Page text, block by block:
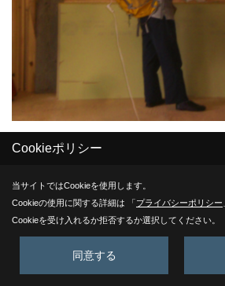
第二回目検査
た。
確認を行い合格を頂きました。
Cookieポリシー
当サイトではCookieを使用します。
Cookieの使用に関する詳細は 「プライバシーポリシー
Cookieを受け入れるか拒否するか選択してください。
同意する